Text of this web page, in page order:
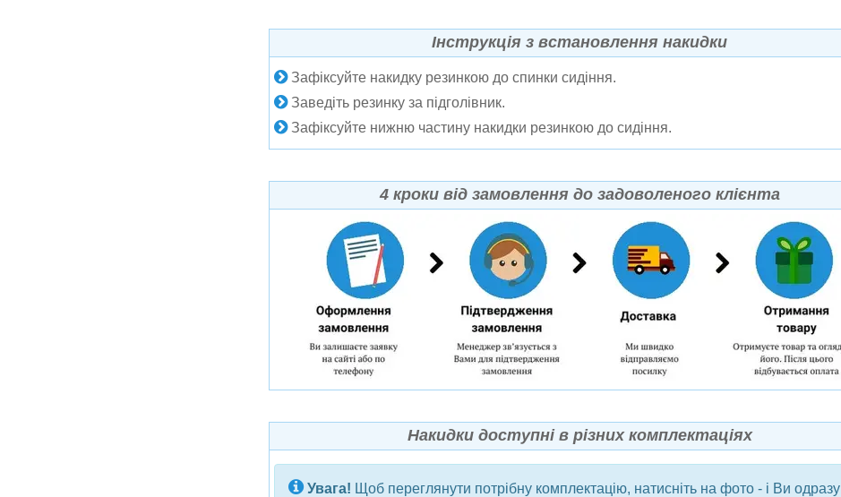
Інструкція з встановлення накидки
Зафіксуйте накидку резинкою до спинки сидіння.
Заведіть резинку за підголівник.
Зафіксуйте нижню частину накидки резинкою до сидіння.
4 кроки від замовлення до задоволеного клієнта
Накидки доступні в різних комплектаціях
Увага! Щоб переглянути потрібну комплектацію, натисніть на фото - і Ви одразу